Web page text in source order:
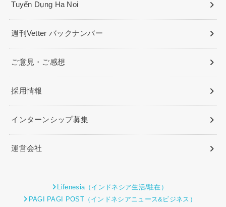
Tuyển Dụng Ha Noi
週刊Vetter バックナンバー
ご意見・ご感想
採用情報
インターンシップ募集
運営会社
Lifenesia（インドネシア生活/駐在）
PAGI PAGI POST（インドネシアニュース&ビジネス）